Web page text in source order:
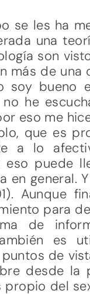
se les ha
una
son
más de
soy bueno
he
eso me
que es
a lo
puede
en general.
Aunque
para
de
es
de
desde la
del